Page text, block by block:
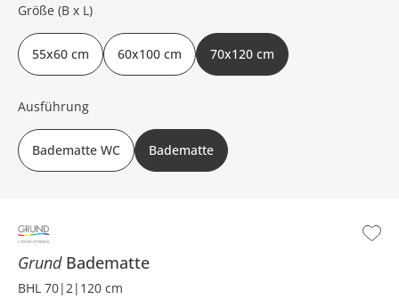
Grund Badematte
BHL 70|2|120 cm
Größe (B x L)
55x60 cm 60x100 cm 70x120 cm
Ausführung
Badematte WC Badematte